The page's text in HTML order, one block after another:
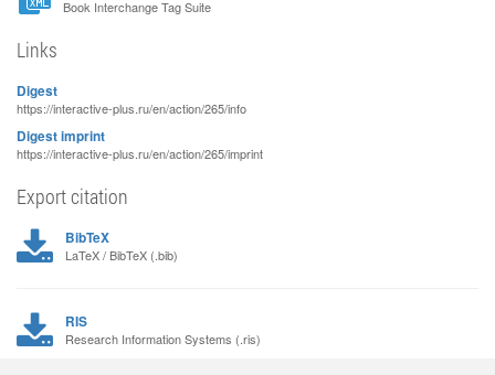
Book Interchange Tag Suite
Links
Digest
https://interactive-plus.ru/en/action/265/info
Digest imprint
https://interactive-plus.ru/en/action/265/imprint
Export citation
BibTeX
LaTeX / BibTeX (.bib)
RIS
Research Information Systems (.ris)